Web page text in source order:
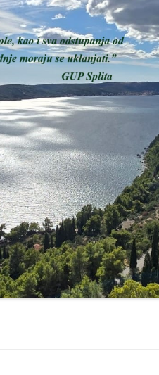
OF THE
MARJAN
DRUŠTVA